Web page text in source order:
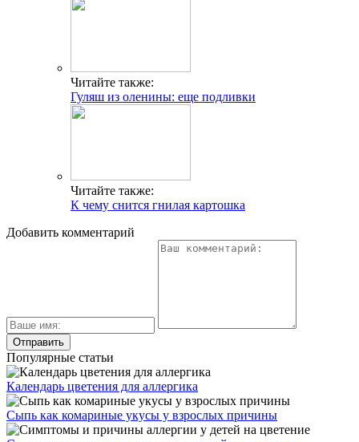
Читайте также:
Гуляш из оленины: еще подливки
Читайте также:
К чему снится гнилая картошка
Добавить комментарий
Популярные статьи
Календарь цветения для аллергика
Сыпь как комариные укусы у взрослых причины